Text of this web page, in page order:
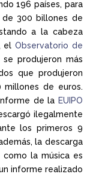
196 países, para
de 300 billones de
a la cabeza
elObservatorio de
produjeron más
que produjeron
millones de euros.
de la EUIPO
ilegalmente
los primeros 9
la descarga
la música es
informe realizado